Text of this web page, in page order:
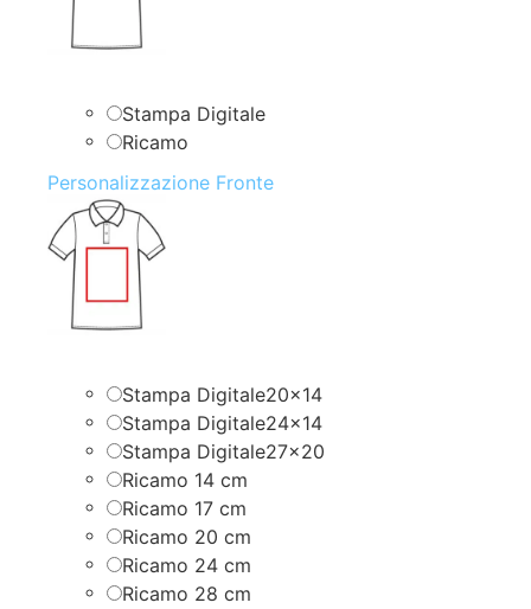
Stampa Digitale
Ricamo
Personalizzazione Fronte
Stampa Digitale20x14
Stampa Digitale24x14
Stampa Digitale27x20
Ricamo 14 cm
Ricamo 17 cm
Ricamo 20 cm
Ricamo 24 cm
Ricamo 28 cm